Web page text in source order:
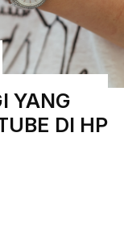
YANG
DI HP